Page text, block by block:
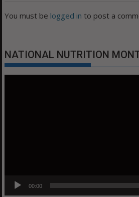
You must be logged in to post a
NATIONAL NUTRITION
00:00